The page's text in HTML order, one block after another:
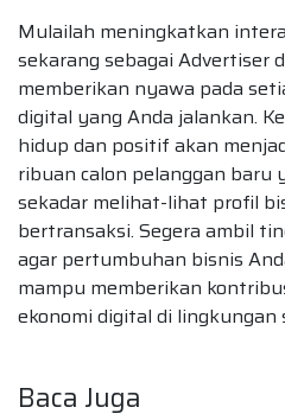
Mulailah meningkatkan
sekarang sebagai Advertiser
memberikan nyawa pada
digital yang Anda jalankan.
hidup dan positif akan
ribuan calon pelanggan baru
sekadar melihat-lihat profil
bertransaksi. Segera ambil
agar pertumbuhan bisnis
mampu memberikan
ekonomi digital di lingkungan
Baca Juga